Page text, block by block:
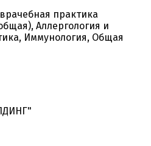
практика
Аллергология и
Иммунология, Общая